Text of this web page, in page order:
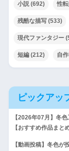
小説(692) 性
残酷な描写(533)
現代ファンタジー
短編(212) 自
ピックアッ
【2026年07月】冬
【おすすめ作品まとめ
【動画投稿】冬色が